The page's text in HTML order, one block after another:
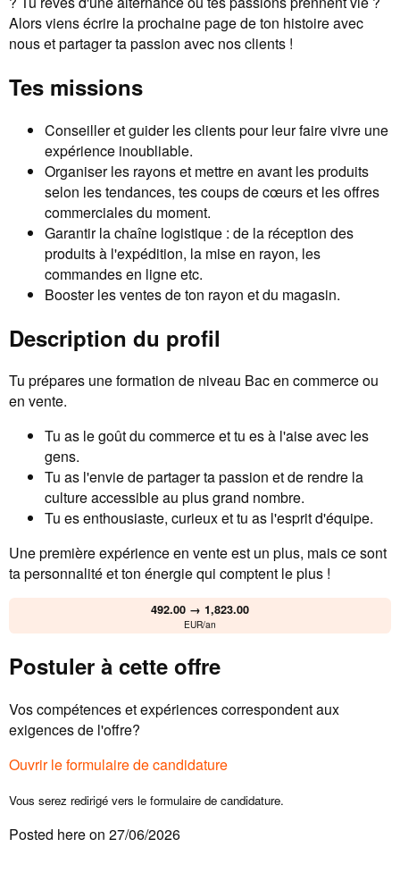
Alors viens écrire la prochaine page de ton histoire avec
nous et partager ta passion avec nos clients !
Tes missions
Conseiller et guider les clients pour leur faire vivre une
expérience inoubliable.
Organiser les rayons et mettre en avant les produits
selon les tendances, tes coups de cœurs et les offres
commerciales du moment.
Garantir la chaîne logistique : de la réception des
produits à l'expédition, la mise en rayon, les
commandes en ligne etc.
Booster les ventes de ton rayon et du magasin.
Description du profil
Tu prépares une formation de niveau Bac en commerce ou
en vente.
Tu as le goût du commerce et tu es à l'aise avec les
gens.
Tu as l'envie de partager ta passion et de rendre la
culture accessible au plus grand nombre.
Tu es enthousiaste, curieux et tu as l'esprit d'équipe.
Une première expérience en vente est un plus, mais ce sont
ta personnalité et ton énergie qui comptent le plus !
492.00 → 1,823.00
EUR/an
Postuler à cette offre
Vos compétences et expériences correspondent aux
exigences de l'offre?
Ouvrir le formulaire de candidature
Vous serez redirigé vers le formulaire de candidature.
Posted here on 27/06/2026